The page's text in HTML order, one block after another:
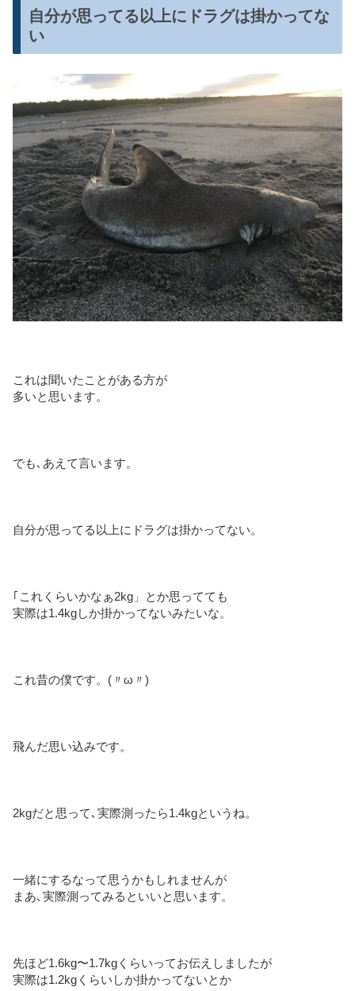
自分が思ってる以上にドラグは掛かってな
い
これは聞いたことがある方が
多いと思います。
でも､あえて言います。
自分が思ってる以上にドラグは掛かってない。
｢これくらいかなぁ2kg」とか思ってても
実際は1.4kgしか掛かってないみたいな。
これ昔の僕です。(〃ω〃)
飛んだ思い込みです。
2kgだと思って､実際測ったら1.4kgというね。
一緒にするなって思うかもしれませんが
まあ､実際測ってみるといいと思います。
先ほど1.6kg〜1.7kgくらいってお伝えしましたが
実際は1.2kgくらいしか掛かってないとか